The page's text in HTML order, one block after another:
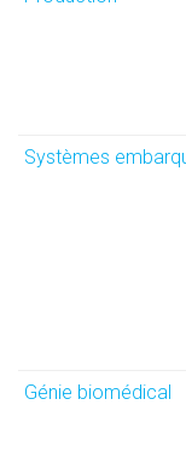
Systèmes
Génie biomédical